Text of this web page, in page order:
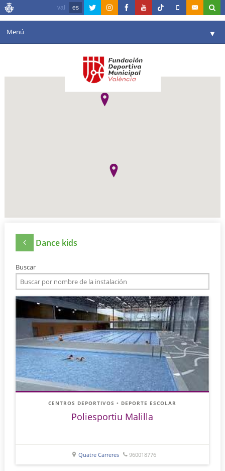
val es
Menú ▼
Agenda
Dance kids
Buscar
CENTROS DEPORTIVOS • DEPORTE ESCOLAR
Poliesportiu Malilla
Quatre Carreres 960018776